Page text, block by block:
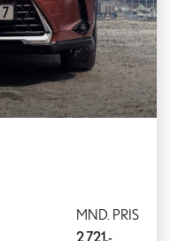
MND. PRIS
2 721,-